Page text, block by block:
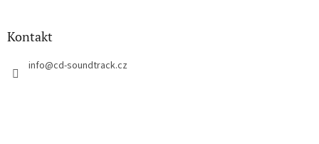
Kontakt
info@cd-soundtrack.cz